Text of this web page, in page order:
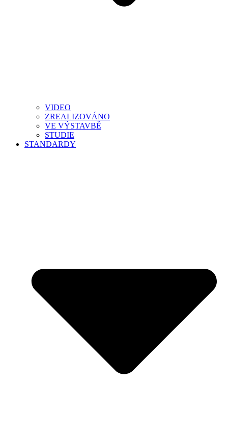
VIDEO
ZREALIZOVÁNO
VE VÝSTAVBĚ
STUDIE
STANDARDY